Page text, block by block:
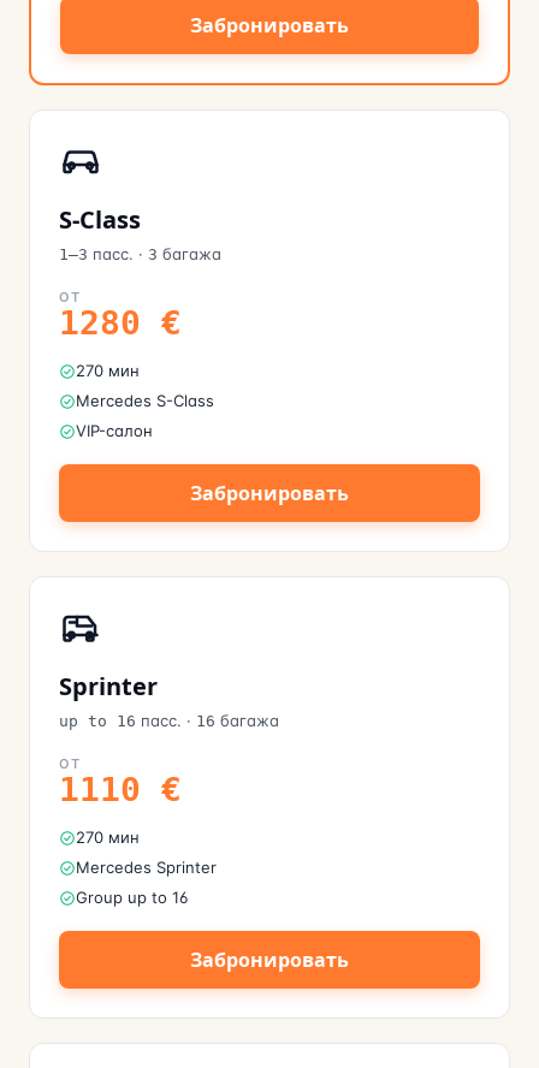
Забронировать
S-Class
1–3 пасс. · 3 багажа
ОТ
1280 €
270 мин
Mercedes S-Class
VIP-салон
Забронировать
Sprinter
up to 16 пасс. · 16 багажа
ОТ
1110 €
270 мин
Mercedes Sprinter
Group up to 16
Забронировать